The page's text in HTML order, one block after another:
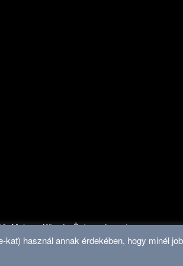
Mohora Község Önkormányzata
kat) használ annak érdekében, hogy minél